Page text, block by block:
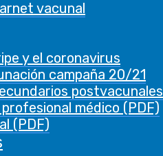
vacunal
y el coronavirus
campaña 20/21
postvacunales
médico (PDF)
(PDF)